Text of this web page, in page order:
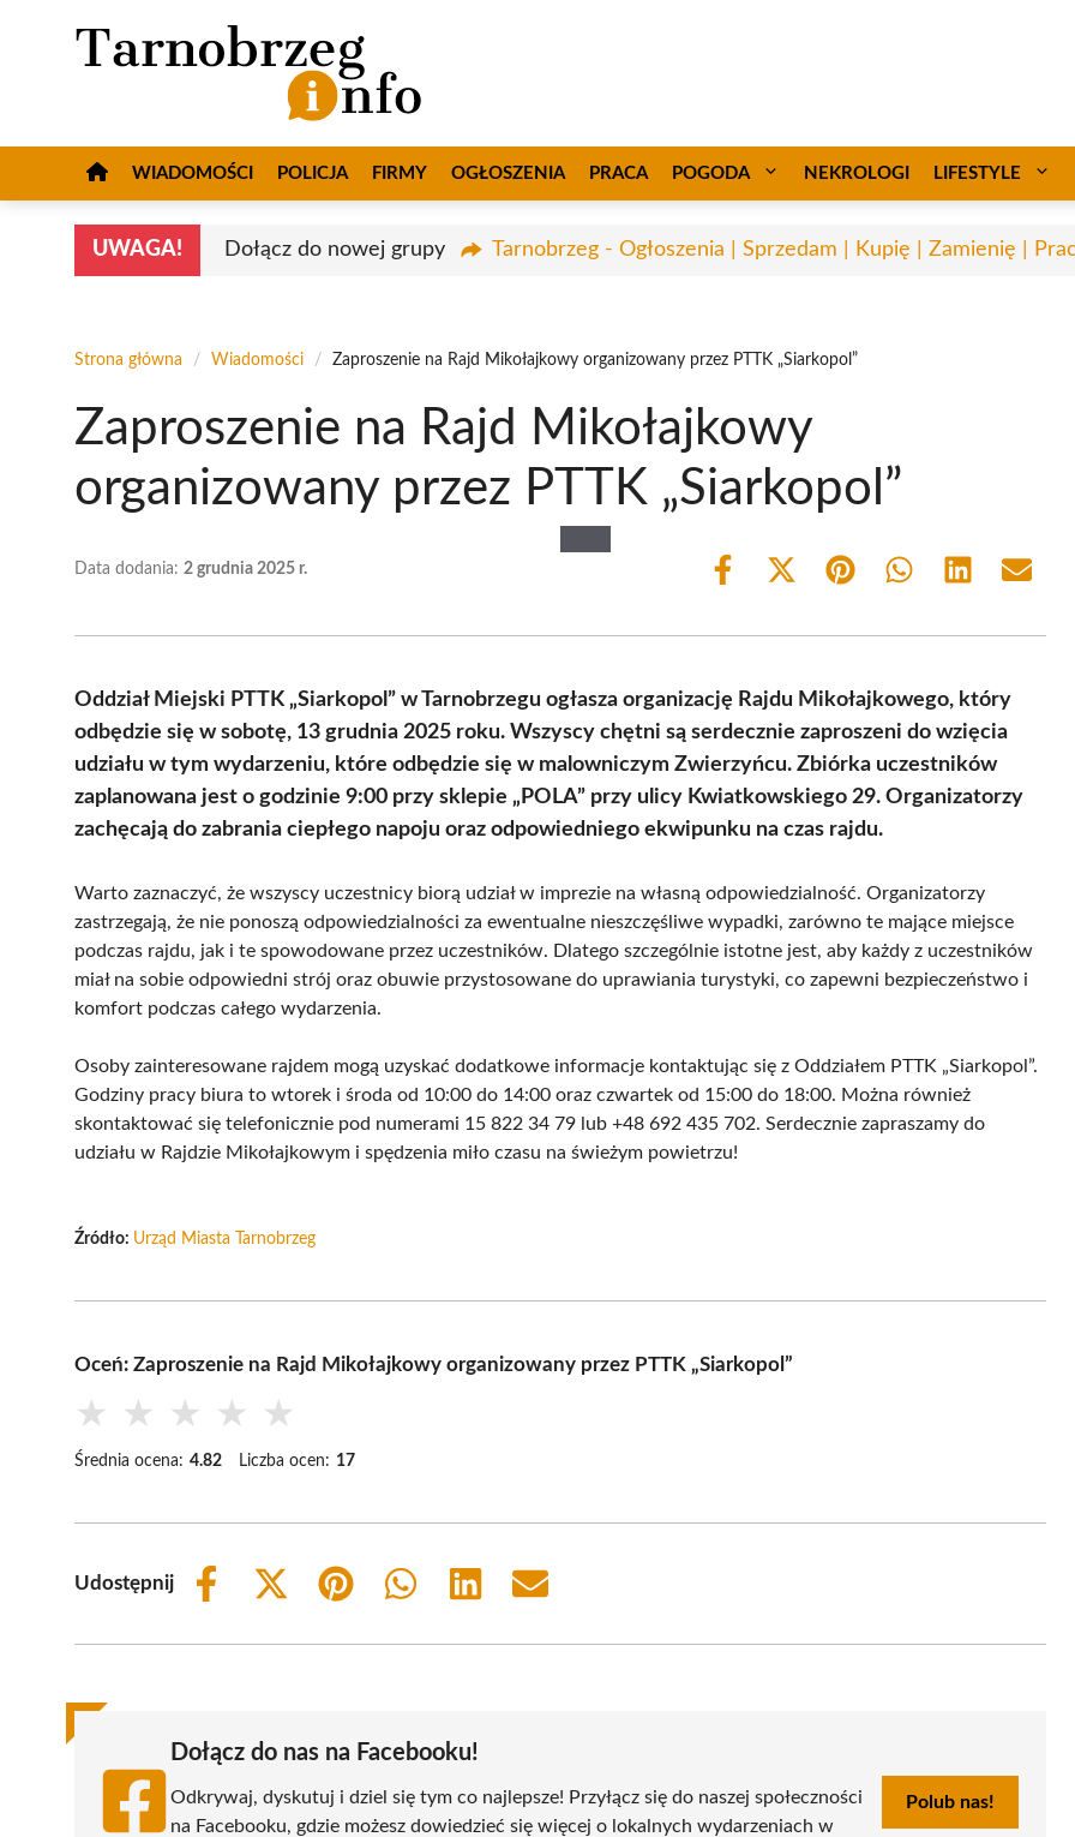
WIADOMOŚCI POLICJA FIRMY OGŁOSZENIA PRACA POGODA NEKROLOGI LIFESTYLE
UWAGA! Dołącz do nowej grupy Tarnobrzeg - Ogłoszenia | Sprzedam | Kupię | Zamienię |
Strona główna / Wiadomości / Zaproszenie na Rajd Mikołajkowy organizowany przez PTTK „Siarkopol”
Zaproszenie na Rajd Mikołajkowy
organizowany przez PTTK „Siarkopol”
Data dodania: 2 grudnia 2025 r.
Share
Share
(Twitter)
Share Share Share Share
Oddział Miejski PTTK „Siarkopol” w Tarnobrzegu ogłasza organizację Rajdu Mikołajkowego, który
odbędzie się w sobotę, 13 grudnia 2025 roku. Wszyscy chętni są serdecznie zaproszeni do wzięcia
udziału w tym wydarzeniu, które odbędzie się w malowniczym Zwierzyńcu. Zbiórka uczestników
zaplanowana jest o godzinie 9:00 przy sklepie „POLA” przy ulicy Kwiatkowskiego 29. Organizatorzy
zachęcają do zabrania ciepłego napoju oraz odpowiedniego ekwipunku na czas rajdu.
Warto zaznaczyć, że wszyscy uczestnicy biorą udział w imprezie na własną odpowiedzialność. Organizatorzy
zastrzegają, że nie ponoszą odpowiedzialności za ewentualne nieszczęśliwe wypadki, zarówno te mające miejsce
podczas rajdu, jak i te spowodowane przez uczestników. Dlatego szczególnie istotne jest, aby każdy z uczestników
miał na sobie odpowiedni strój oraz obuwie przystosowane do uprawiania turystyki, co zapewni bezpieczeństwo i
komfort podczas całego wydarzenia.
Osoby zainteresowane rajdem mogą uzyskać dodatkowe informacje kontaktując się z Oddziałem PTTK „Siarkopol”.
Godziny pracy biura to wtorek i środa od 10:00 do 14:00 oraz czwartek od 15:00 do 18:00. Można również
skontaktować się telefonicznie pod numerami 15 822 34 79 lub +48 692 435 702. Serdecznie zapraszamy do
udziału w Rajdzie Mikołajkowym i spędzenia miło czasu na świeżym powietrzu!
Źródło: Urząd Miasta Tarnobrzeg
Oceń: Zaproszenie na Rajd Mikołajkowy organizowany przez PTTK „Siarkopol”
★ ★ ★ ★ ★
Średnia ocena: 4.82 Liczba ocen: 17
Udostępnij
Share
Share
(Twitter)
Share
Share
Share
Share
Dołącz do nas na Facebooku!
Odkrywaj, dyskutuj i dziel się tym co najlepsze! Przyłącz się do naszej społeczności
na Facebooku, gdzie możesz dowiedzieć się więcej o lokalnych wydarzeniach w
Polub nas!